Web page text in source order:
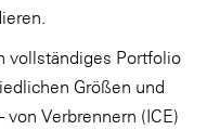
vollständiges Portfolio
Größen und
Verbrennern (ICE)